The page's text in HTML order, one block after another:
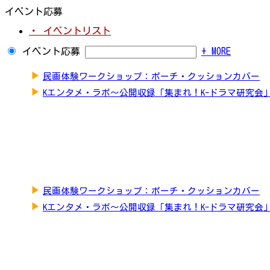
イベント応募
・ イベントリスト
イベント応募 + MORE
▶ 民画体験ワークショップ：ポーチ・クッションカバー
▶ Kエンタメ・ラボ～公開収録「集まれ！K-ドラマ研究会
▶ 民画体験ワークショップ：ポーチ・クッションカバー
▶ Kエンタメ・ラボ～公開収録「集まれ！K-ドラマ研究会